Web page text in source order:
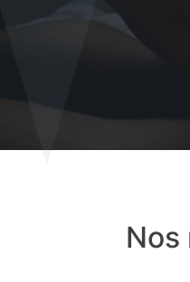
Nos